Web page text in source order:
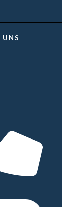
UNS